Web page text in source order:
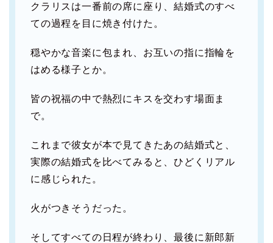
クラリスは一番前の席に座り、結婚式のすべ
ての過程を目に焼き付けた。
穏やかな音楽に包まれ、お互いの指に指輪を
はめる様子とか。
皆の祝福の中で熱烈にキスを交わす場面ま
で。
これまで彼女が本で見てきたあの結婚式と、
実際の結婚式を比べてみると、ひどくリアル
に感じられた。
火がつきそうだった。
そしてすべての日程が終わり、最後に新郎新